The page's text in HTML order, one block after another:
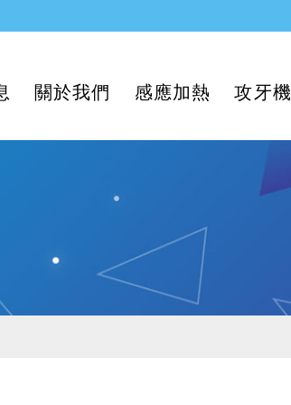
關於我們 感應加熱 攻牙機